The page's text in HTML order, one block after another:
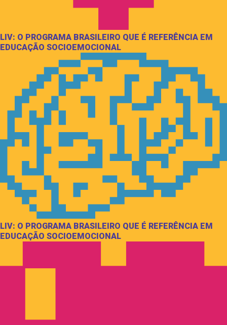
LIV: O PROGRAMA BRASILEIRO QUE É REFERÊNCIA EM
EDUCAÇÃO SOCIOEMOCIONAL
LIV: O PROGRAMA BRASILEIRO QUE É REFERÊNCIA EM
EDUCAÇÃO SOCIOEMOCIONAL